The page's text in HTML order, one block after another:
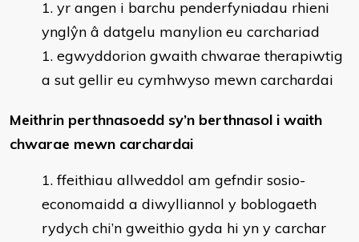
yr angen i barchu penderfyniadau rhieni
ynglŷn â datgelu manylion eu carchariad
egwyddorion gwaith chwarae therapiwtig
a sut gellir eu cymhwyso mewn carchardai
Meithrin perthnasoedd sy’n berthnasol i waith
chwarae mewn carchardai
ffeithiau allweddol am gefndir sosio-
economaidd a diwylliannol y boblogaeth
rydych chi’n gweithio gyda hi yn y carchar